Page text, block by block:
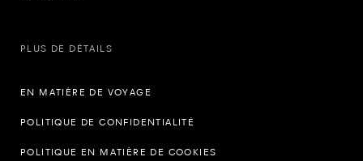
PLUS DE DÉTAILS
EN MATIÈRE DE VOYAGE
POLITIQUE DE CONFIDENTIALITÉ
POLITIQUE EN MATIÈRE DE COOKIES